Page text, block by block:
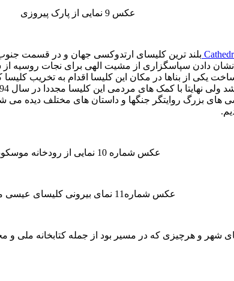
عکس 9 نمایی از پارک پیروزی
بلند ترین کلیسای ارتدوکسی جهان و در قسمت
دادن سپاسگزاری از مشیت الهی برای نجات روسیه از
یکی از بناها در مکان این کلیسا اقدام به تخریب
های بزرگ روایتگر جنگها و داستان های مختلف دیده
عکس شماره 10 نمایی از رودخانه موسکوبا
عکس شماره11 نمای بیرونی کلیسای عیسی منجی
شهر و هرچیزی که در مسیر بود از جمله کتابخانه ملی